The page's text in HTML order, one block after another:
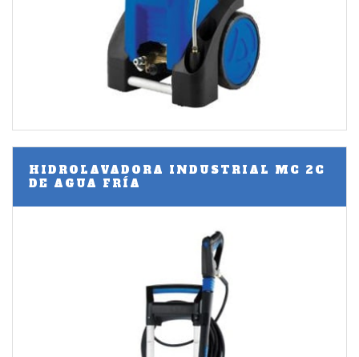
HIDROLAVADORA INDUSTRIAL MC 2C
DE AGUA FRÍA